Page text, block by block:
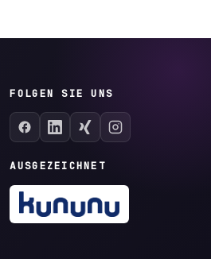
FOLGEN SIE UNS
AUSGEZEICHNET